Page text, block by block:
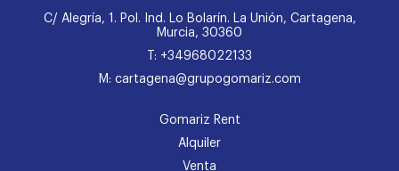
C/ Alegría, 1. Pol. Ind. Lo Bolarín. La Unión, Cartagena,
Murcia, 30360
T: +34968022133
M: cartagena@grupogomariz.com
Gomariz Rent
Alquiler
Venta